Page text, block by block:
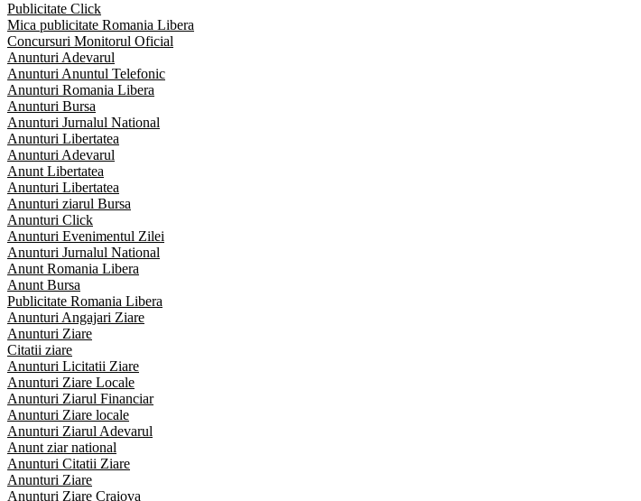
Publicitate Click
Mica publicitate Romania Libera
Concursuri Monitorul Oficial
Anunturi Adevarul
Anunturi Anuntul Telefonic
Anunturi Romania Libera
Anunturi Bursa
Anunturi Jurnalul National
Anunturi Libertatea
Anunturi Adevarul
Anunt Libertatea
Anunturi Libertatea
Anunturi ziarul Bursa
Anunturi Click
Anunturi Evenimentul Zilei
Anunturi Jurnalul National
Anunt Romania Libera
Anunt Bursa
Publicitate Romania Libera
Anunturi Angajari Ziare
Anunturi Ziare
Citatii ziare
Anunturi Licitatii Ziare
Anunturi Ziare Locale
Anunturi Ziarul Financiar
Anunturi Ziare locale
Anunturi Ziarul Adevarul
Anunt ziar national
Anunturi Citatii Ziare
Anunturi Ziare
Anunturi Ziare Craiova